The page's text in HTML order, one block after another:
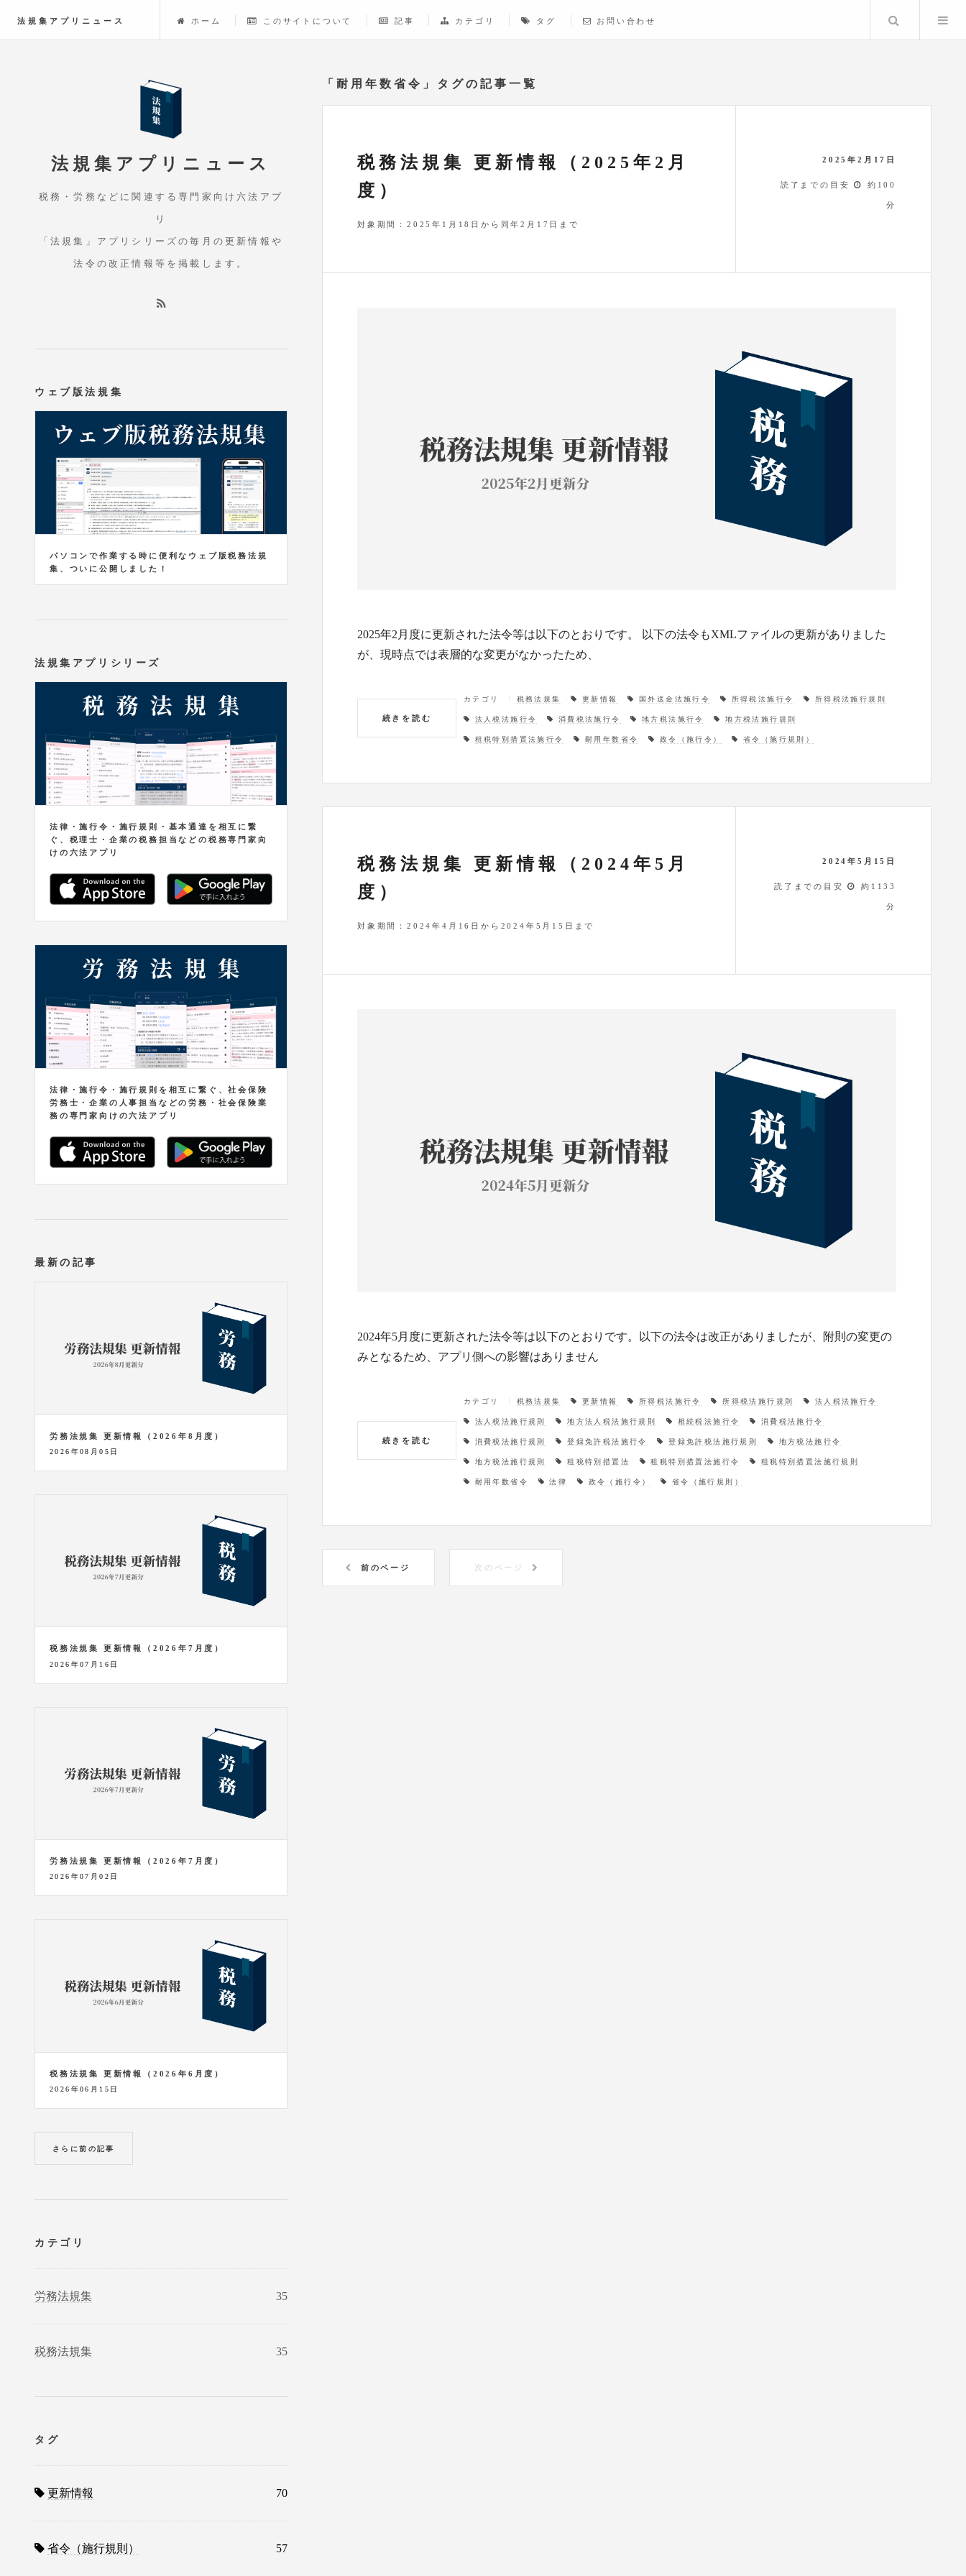
法規集アプリニュース ホーム このサイトについて 記事 カテゴリ タグ お問い合わせ 検索
「耐用年数省令」タグの記事一覧
税務法規集 更新情報（2025年2月
度）
対象期間：2025年1月18日から同年2月17日まで
2025年2月17日
読了までの目安 約100
分
2025年2月度に更新された法令等は以下のとおりです。 以下の法令もXMLファイルの更新がありました
が、現時点では表層的な変更がなかったため、
続きを読む
カテゴリ 税務法規集 更新情報 国外送金法施行令 所得税法施行令 所得税法施行規則
法人税法施行令 消費税法施行令 地方税法施行令 地方税法施行規則
租税特別措置法施行令 耐用年数省令 政令（施行令） 省令（施行規則）
税務法規集 更新情報（2024年5月
度）
対象期間：2024年4月16日から2024年5月15日まで
2024年5月15日
読了までの目安 約1133
分
2024年5月度に更新された法令等は以下のとおりです。以下の法令は改正がありましたが、附則の変更の
みとなるため、アプリ側への影響はありません
続きを読む
カテゴリ 税務法規集 更新情報 所得税法施行令 所得税法施行規則 法人税法施行令
法人税法施行規則 地方法人税法施行規則 相続税法施行令 消費税法施行令
消費税法施行規則 登録免許税法施行令 登録免許税法施行規則 地方税法施行令
地方税法施行規則 租税特別措置法 租税特別措置法施行令 租税特別措置法施行規則
耐用年数省令 法律 政令（施行令） 省令（施行規則）
前のページ 次のページ
法規集アプリニュース
税務・労務などに関連する専門家向け六法アプ
リ
「法規集」アプリシリーズの毎月の更新情報や
法令の改正情報等を掲載します。
ウェブ版法規集
パソコンで作業する時に便利なウェブ版税務法規
集、ついに公開しました！
法規集アプリシリーズ
法律・施行令・施行規則・基本通達を相互に繋
ぐ、税理士・企業の税務担当などの税務専門家向
けの六法アプリ
法律・施行令・施行規則を相互に繋ぐ、社会保険
労務士・企業の人事担当などの労務・社会保険業
務の専門家向けの六法アプリ
最新の記事
労務法規集 更新情報（2026年8月度）
2026年08月05日
税務法規集 更新情報（2026年7月度）
2026年07月16日
労務法規集 更新情報（2026年7月度）
2026年07月02日
税務法規集 更新情報（2026年6月度）
2026年06月15日
さらに前の記事
カテゴリ
労務法規集 35
税務法規集 35
タグ
更新情報 70
省令（施行規則） 57